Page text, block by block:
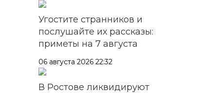
Угостите странников и
послушайте их рассказы:
приметы на 7 августа
06 августа 2026 22:32
В Ростове ликвидируют